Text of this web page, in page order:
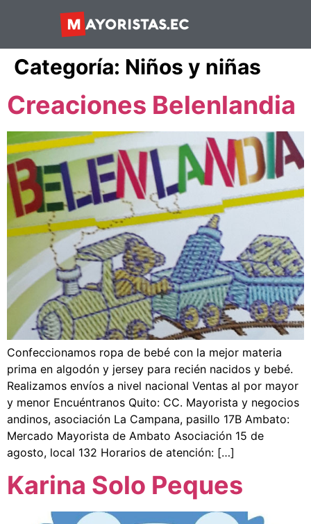
Categoría: Niños y niñas
Creaciones Belenlandia
Confeccionamos ropa de bebé con la mejor materia
prima en algodón y jersey para recién nacidos y bebé.
Realizamos envíos a nivel nacional Ventas al por mayor
y menor Encuéntranos Quito: CC. Mayorista y negocios
andinos, asociación La Campana, pasillo 17B Ambato:
Mercado Mayorista de Ambato Asociación 15 de
agosto, local 132 Horarios de atención: […]
Karina Solo Peques